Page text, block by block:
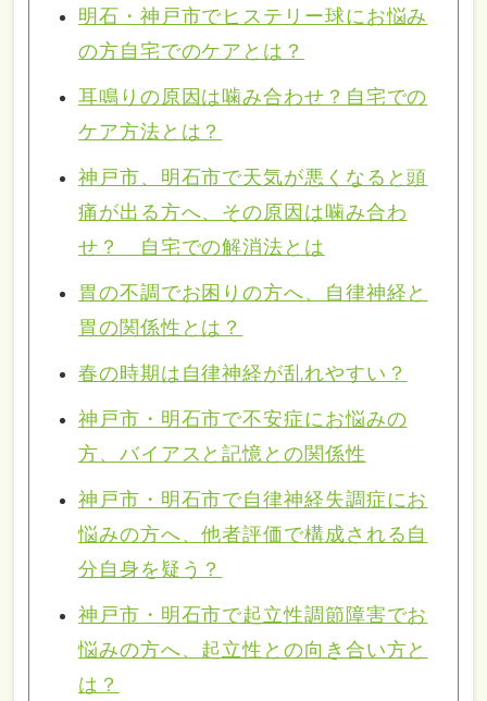
明石・神戸市でヒステリー球にお悩み
の方自宅でのケアとは？
耳鳴りの原因は噛み合わせ？自宅での
ケア方法とは？
神戸市、明石市で天気が悪くなると頭
痛が出る方へ、その原因は噛み合わ
せ？ 自宅での解消法とは
胃の不調でお困りの方へ、自律神経と
胃の関係性とは？
春の時期は自律神経が乱れやすい？
神戸市・明石市で不安症にお悩みの
方、バイアスと記憶との関係性
神戸市・明石市で自律神経失調症にお
悩みの方へ、他者評価で構成される自
分自身を疑う？
神戸市・明石市で起立性調節障害でお
悩みの方へ、起立性との向き合い方と
は？